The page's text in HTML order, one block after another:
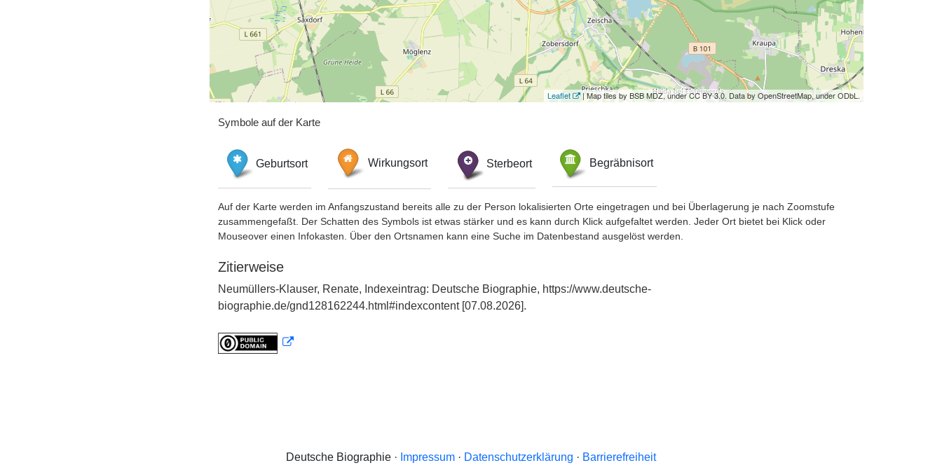
Leaflet | Map tiles by BSB MDZ, under CC BY 3.0. Data by OpenStreetMap, under ODbL.
Symbole auf der Karte
Geburtsort Wirkungsort Sterbeort Begräbnisort
Auf der Karte werden im Anfangszustand bereits alle zu der Person lokalisierten Orte eingetragen und bei Überlagerung je nach Zoomstufe
zusammengefaßt. Der Schatten des Symbols ist etwas stärker und es kann durch Klick aufgefaltet werden. Jeder Ort bietet bei Klick oder
Mouseover einen Infokasten. Über den Ortsnamen kann eine Suche im Datenbestand ausgelöst werden.
Zitierweise
Neumüllers-Klauser, Renate, Indexeintrag: Deutsche Biographie, https://www.deutsche-
biographie.de/gnd128162244.html#indexcontent [07.08.2026].
Deutsche Biographie · Impressum · Datenschutzerklärung · Barrierefreiheit